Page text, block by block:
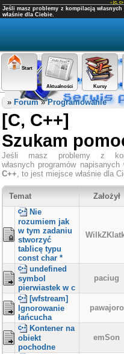
« [C,
Jeśli masz problemy z kompilacją
właśnie dla Ciebie.
Start
Aktualności Kursy
» Forum»Programowanie
[C, C++]
Szukam
Jeśli masz problemy z
własnych programów napisanych
C++, to jest miejsce właśnie dla
Temat Założył
Nie
rozumiem jak
w tym zadaniu
stworzyć
tablicę typu
const char *
undefined
symbol
pierwiastek w c
paciug
[wfstream]
Ignorowanie
łańcucha
pawajoro
Kontener na
obiekt
pochodne
emSon